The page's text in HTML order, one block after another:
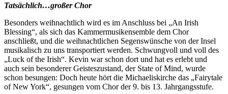
Tatsächlich…großer Chor
Besonders weihnachtlich wird es im Anschluss bei „An Irish
Blessing“, als sich das Kammermusikensemble dem Chor
anschließt, und die weihnachtlichen Segenswünsche von der Insel
musikalisch zu uns transportiert werden. Schwungvoll und voll des
„Luck of the Irish“. Kevin war schon dort und hat es erlebt und
auch sein besonderer Geisteszustand, der State of Mind, wurde
schon besungen: Doch heute hört die Michaeliskirche das „Fairytale
of New York“, gesungen vom Chor der 9. bis 13. Jahrgangsstufe.